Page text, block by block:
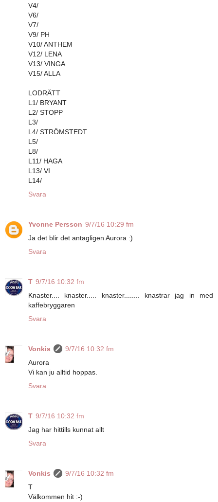
V4/
V6/
V7/
V9/ PH
V10/ ANTHEM
V12/ LENA
V13/ VINGA
V15/ ALLA
LODRÄTT
L1/ BRYANT
L2/ STOPP
L3/
L4/ STRÖMSTEDT
L5/
L8/
L11/ HAGA
L13/ VI
L14/
Svara
Yvonne Persson 9/7/16 10:29 fm
Ja det blir det antagligen Aurora :)
Svara
T 9/7/16 10:32 fm
Knaster.... knaster..... knaster........ knastrar jag in med
kaffebryggaren
Svara
Vonkis
9/7/16 10:32 fm
Aurora
Vi kan ju alltid hoppas.
Svara
T 9/7/16 10:32 fm
Jag har hittills kunnat allt
Svara
Vonkis
9/7/16 10:32 fm
T
Välkommen hit :-)